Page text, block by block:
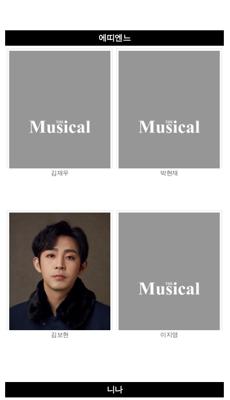
에띠엔느
김재우 박현재
김보현 이지영
니나